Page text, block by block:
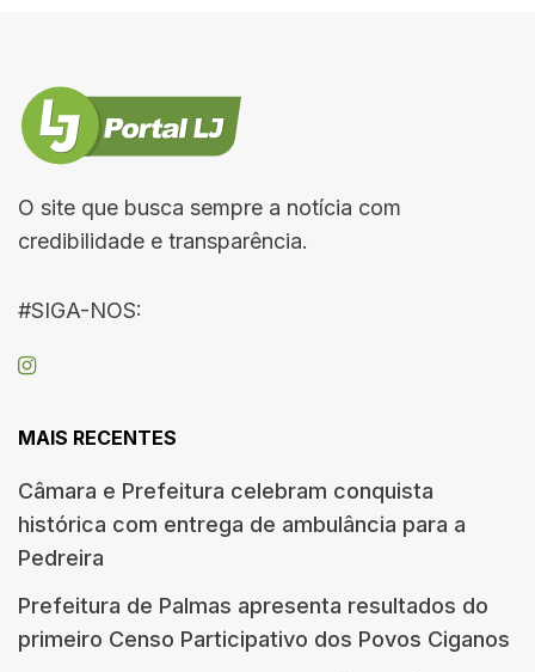
O site que busca sempre a notícia com
credibilidade e transparência.
#SIGA-NOS:
MAIS RECENTES
Câmara e Prefeitura celebram conquista
histórica com entrega de ambulância para a
Pedreira
Prefeitura de Palmas apresenta resultados do
primeiro Censo Participativo dos Povos Ciganos